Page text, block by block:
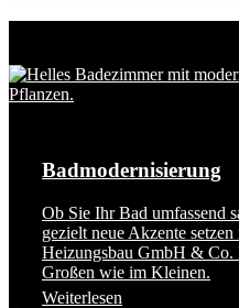
Badmodernisierung
Ob Sie Ihr Bad umfassend
gezielt neue Akzente
Heizungsbau GmbH &
Großen wie im Kleinen.
Weiterlesen